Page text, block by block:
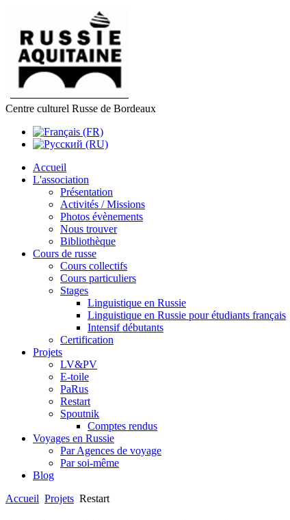
Centre culturel Russe de Bordeaux
Accueil
L'association
Présentation
Activités / Missions
Photos évènements
Nous trouver
Bibliothèque
Cours de russe
Cours collectifs
Cours particuliers
Stages
Linguistique en Russie
Linguistique en Russie pour étudiants français
Intensif débutants
Certification
Projets
LV&PV
E-toile
PaRus
Restart
Spoutnik
Comptes rendus
Voyages en Russie
Par Agences de voyage
Par soi-même
Blog
Accueil Projets Restart